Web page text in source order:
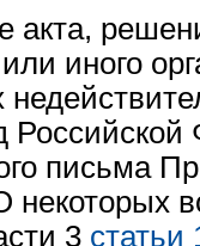
акта,
иного
письма
некоторых
3 статьи